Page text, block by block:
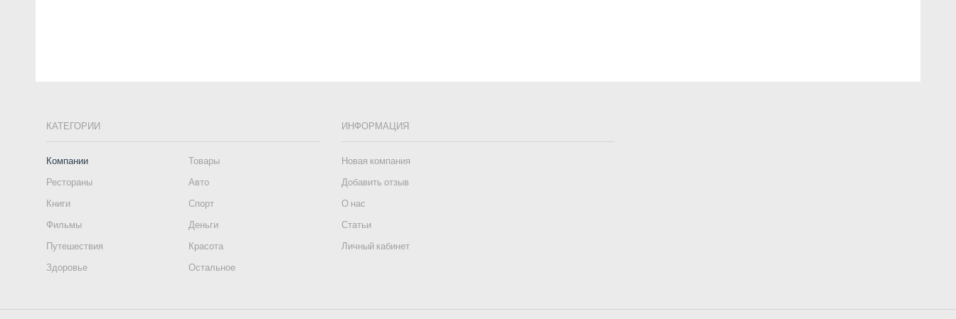
КАТЕГОРИИ
Компании
Товары
Рестораны
Авто
Книги
Спорт
Фильмы
Деньги
Путешествия
Красота
Здоровье
Остальное
ИНФОРМАЦИЯ
Новая компания
Добавить отзыв
О нас
Статьи
Личный кабинет